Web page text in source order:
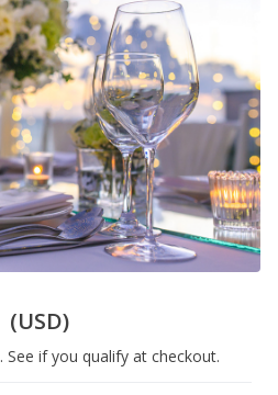
(USD)
. See if you qualify at checkout.